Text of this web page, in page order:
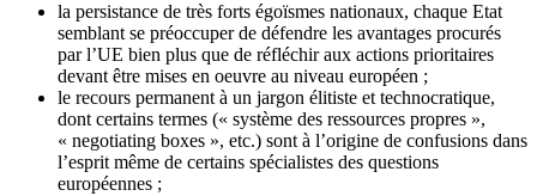
la persistance de très forts égoïsmes nationaux, chaque Etat
semblant se préoccuper de défendre les avantages procurés
par l’UE bien plus que de réfléchir aux actions prioritaires
devant être mises en oeuvre au niveau européen ;
le recours permanent à un jargon élitiste et technocratique,
dont certains termes (« système des ressources propres »,
« negotiating boxes », etc.) sont à l’origine de confusions dans
l’esprit même de certains spécialistes des questions
européennes ;